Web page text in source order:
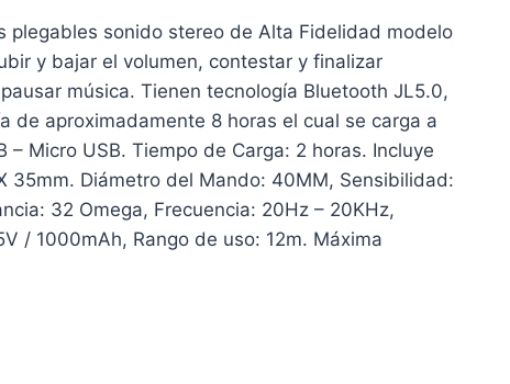
plegables sonido stereo de Alta Fidelidad modelo
y bajar el volumen, contestar y finalizar
música. Tienen tecnología Bluetooth JL5.0,
de aproximadamente 8 horas el cual se carga a
– Micro USB. Tiempo de Carga: 2 horas. Incluye
35mm. Diámetro del Mando: 40MM, Sensibilidad:
32 Omega, Frecuencia: 20Hz – 20KHz,
/ 1000mAh, Rango de uso: 12m. Máxima